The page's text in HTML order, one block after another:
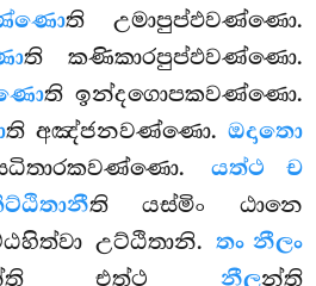
ති උමාපුප්ඵවණ්ණො.
ති කණිකාරපුප්ඵවණ්ණො.
ති ඉන්දගොපකවණ්ණො.
ති අඤ්ජනවණ්ණො. ඔදාතො
යත්ථ ච
ති යස්මිං ඨානෙ
උට්ඨිතානි.තං නීලං
එත්ථ නීලන්ති